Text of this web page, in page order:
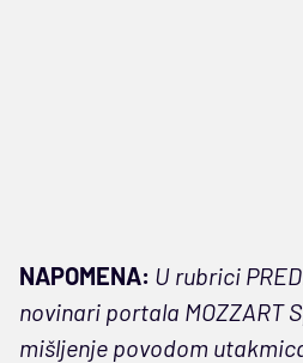
NAPOMENA: U rubrici
novinari portala MOZZART
mišljenje povodom